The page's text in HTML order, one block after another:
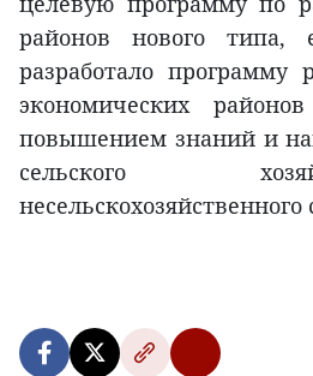
районов нового типа,
разработало программу
экономических
повышением знаний и
сельского
несельскохозяйственного